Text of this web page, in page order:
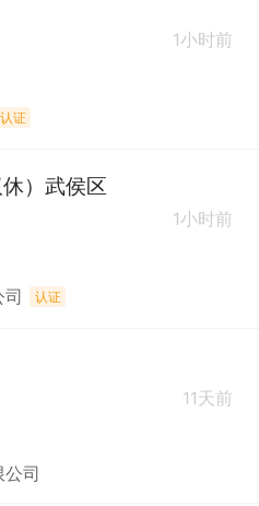
1小时前
认证
）武侯区
1小时前
认证
11天前
司